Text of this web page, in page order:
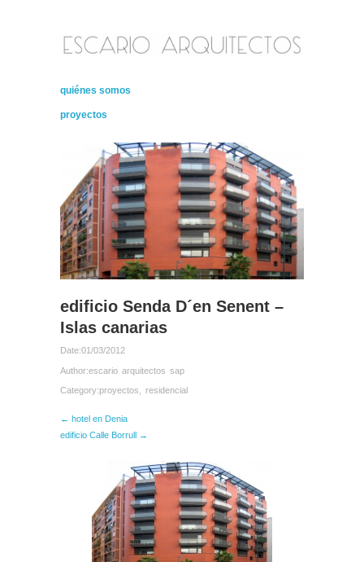
quiénes somos
proyectos
edificio Senda D´en Senent –
Islas canarias
Date:01/03/2012
Author:escario arquitectos sap
Category:proyectos, residencial
← hotel en Denia
edificio Calle Borrull →